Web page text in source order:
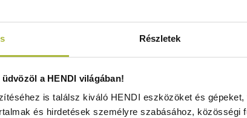
Részletek
a HENDI világában!
is találsz kiváló HENDI eszközöket és
és hirdetések személyre szabásához, közösségi
tárolás érdekében.
ajánlott.